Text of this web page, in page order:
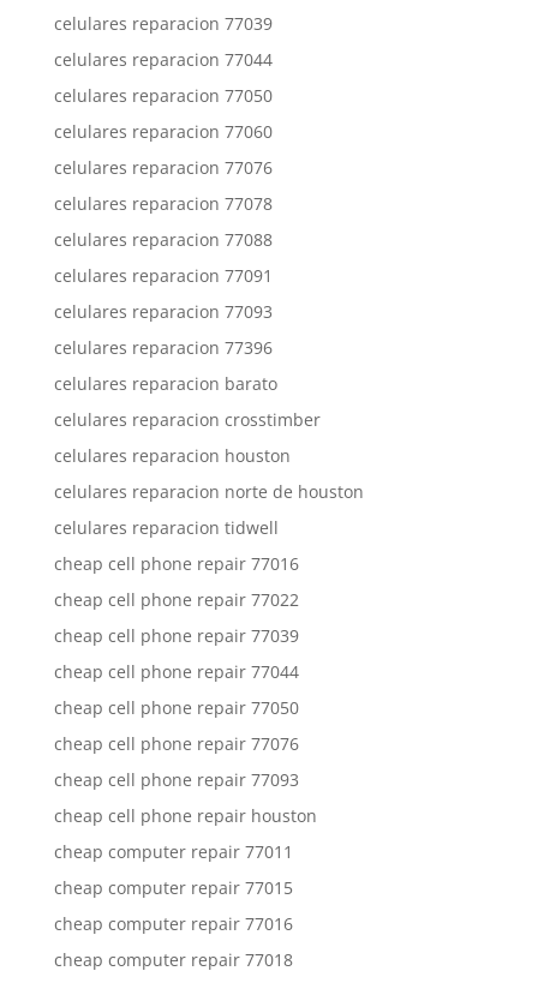
celulares reparacion 77039
celulares reparacion 77044
celulares reparacion 77050
celulares reparacion 77060
celulares reparacion 77076
celulares reparacion 77078
celulares reparacion 77088
celulares reparacion 77091
celulares reparacion 77093
celulares reparacion 77396
celulares reparacion barato
celulares reparacion crosstimber
celulares reparacion houston
celulares reparacion norte de houston
celulares reparacion tidwell
cheap cell phone repair 77016
cheap cell phone repair 77022
cheap cell phone repair 77039
cheap cell phone repair 77044
cheap cell phone repair 77050
cheap cell phone repair 77076
cheap cell phone repair 77093
cheap cell phone repair houston
cheap computer repair 77011
cheap computer repair 77015
cheap computer repair 77016
cheap computer repair 77018